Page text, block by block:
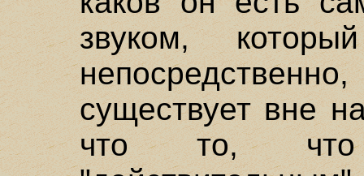
звуком,
существует вне
что то, что